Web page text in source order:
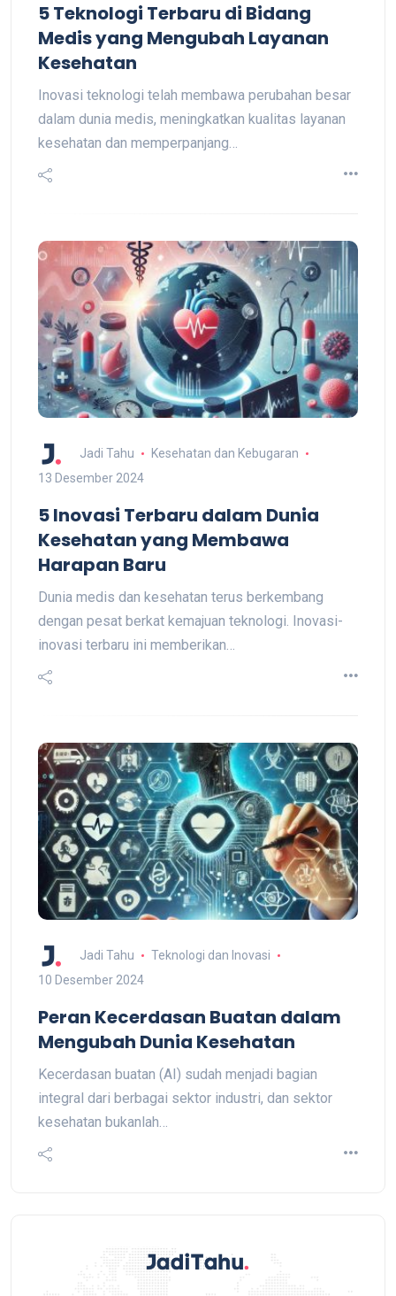
5 Teknologi Terbaru di Bidang
Medis yang Mengubah Layanan
Kesehatan
Inovasi teknologi telah membawa perubahan besar
dalam dunia medis, meningkatkan kualitas layanan
kesehatan dan memperpanjang…
Jadi Tahu
Kesehatan dan Kebugaran
13 Desember 2024
5 Inovasi Terbaru dalam Dunia
Kesehatan yang Membawa
Harapan Baru
Dunia medis dan kesehatan terus berkembang
dengan pesat berkat kemajuan teknologi. Inovasi-
inovasi terbaru ini memberikan…
Jadi Tahu
Teknologi dan Inovasi
10 Desember 2024
Peran Kecerdasan Buatan dalam
Mengubah Dunia Kesehatan
Kecerdasan buatan (AI) sudah menjadi bagian
integral dari berbagai sektor industri, dan sektor
kesehatan bukanlah…